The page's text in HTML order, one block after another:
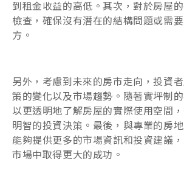
到租金收益的高低。其次，對於房屋
檢查，確保沒有潛在的結構問題或需
方。
另外，考慮到未來的房市走向，投資
策的變化以及市場趨勢。隨著實坪制
以更透明地了解房屋的實際使用空間
明智的投資決策。最後，與專業的房
能夠提供更多的市場資訊和投資建議
市場中取得更大的成功。